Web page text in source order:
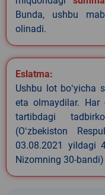
Bunda, ushbu
olinadi.
Eslatma:
Ushbu lot boʻyicha
eta olmaydilar. Har
tartibdagi
(Oʻzbekiston
03.08.2021 yildagi
Nizomning 30-bandi)